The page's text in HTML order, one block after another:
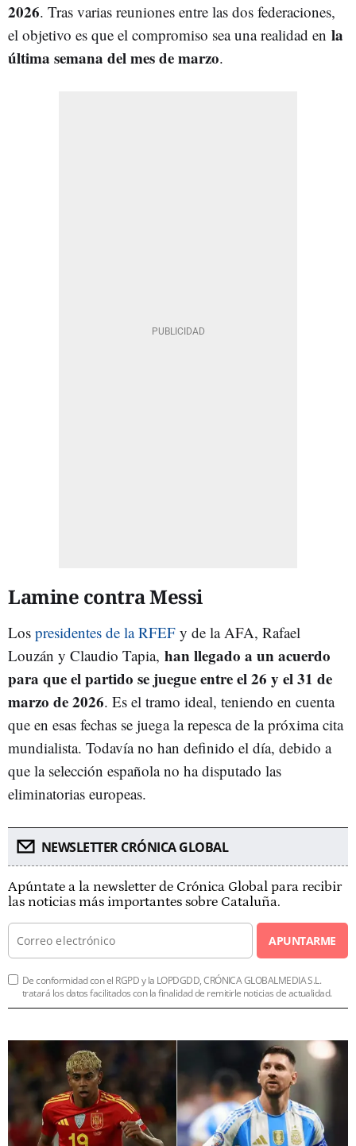
2026. Tras varias reuniones entre las dos federaciones,
el objetivo es que el compromiso sea una realidad en la
última semana del mes de marzo.
Lamine contra Messi
Los presidentes de la RFEF y de la AFA, Rafael
Louzán y Claudio Tapia, han llegado a un acuerdo
para que el partido se juegue entre el 26 y el 31 de
marzo de 2026. Es el tramo ideal, teniendo en cuenta
que en esas fechas se juega la repesca de la próxima cita
mundialista. Todavía no han definido el día, debido a
que la selección española no ha disputado las
eliminatorias europeas.
NEWSLETTER CRÓNICA GLOBAL
Apúntate a la newsletter de Crónica Global para recibir
las noticias más importantes sobre Cataluña.
APUNTARME
De conformidad con el RGPD y la LOPDGDD, CRÓNICA GLOBALMEDIA S.L.
tratará los datos facilitados con la finalidad de remitirle noticias de actualidad.